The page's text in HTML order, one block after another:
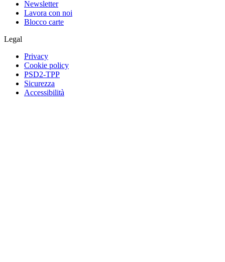
Newsletter
Lavora con noi
Blocco carte
Legal
Privacy
Cookie policy
PSD2-TPP
Sicurezza
Accessibilità